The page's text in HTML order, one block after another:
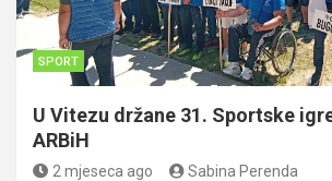
SPORT
U Vitezu držane 31. Sportske
ARBiH
2 mjeseca ago Sabina Perenda